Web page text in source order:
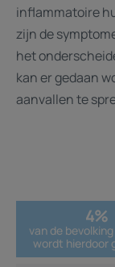
inflammatoire
zijn de
het
kan er gedaan
aanvallen te
4%
van de
wordt hierdoor